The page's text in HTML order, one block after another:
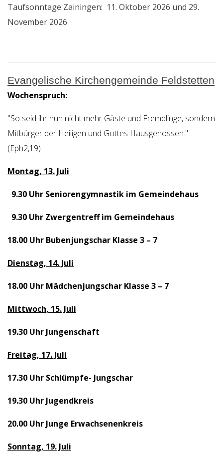
Taufsonntage Zainingen: 11. Oktober 2026 und 29.
November 2026
Evangelische Kirchengemeinde Feldstetten
Wochenspruch:
"So seid ihr nun nicht mehr Gäste und Fremdlinge, sondern
Mitbürger der Heiligen und Gottes Hausgenossen."
(Eph2,19)
Montag, 13. Juli
9.30 Uhr Seniorengymnastik im Gemeindehaus
9.30 Uhr Zwergentreff im Gemeindehaus
18.00 Uhr Bubenjungschar Klasse 3 – 7
Dienstag, 14. Juli
18.00 Uhr Mädchenjungschar Klasse 3 – 7
Mittwoch, 15. Juli
19.30 Uhr Jungenschaft
Freitag, 17. Juli
17.30 Uhr Schlümpfe- Jungschar
19.30 Uhr Jugendkreis
20.00 Uhr Junge Erwachsenenkreis
Sonntag, 19. Juli